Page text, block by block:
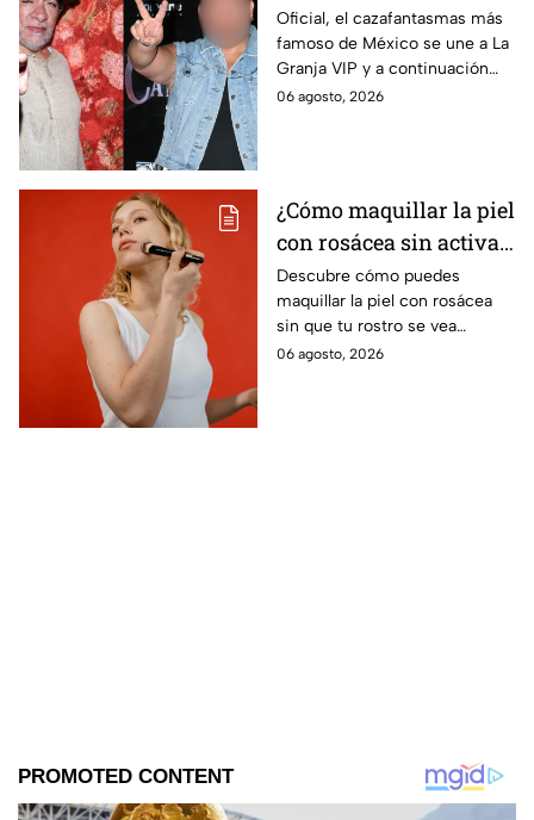
de Carlos Trejo, el
primer granjero de La
Granja VIP Segunda
Temporada, a través de
Oficial, el cazafantasmas más
famoso de México se une a La
Granja VIP y a continuación
repasamos el antes y después
06 agosto, 2026
¿Cómo maquillar la piel
con rosácea sin activar
brotes ni irritar el
rostro?
Descubre cómo puedes
maquillar la piel con rosácea
sin que tu rostro se vea
maltratado, son productos que
06 agosto, 2026